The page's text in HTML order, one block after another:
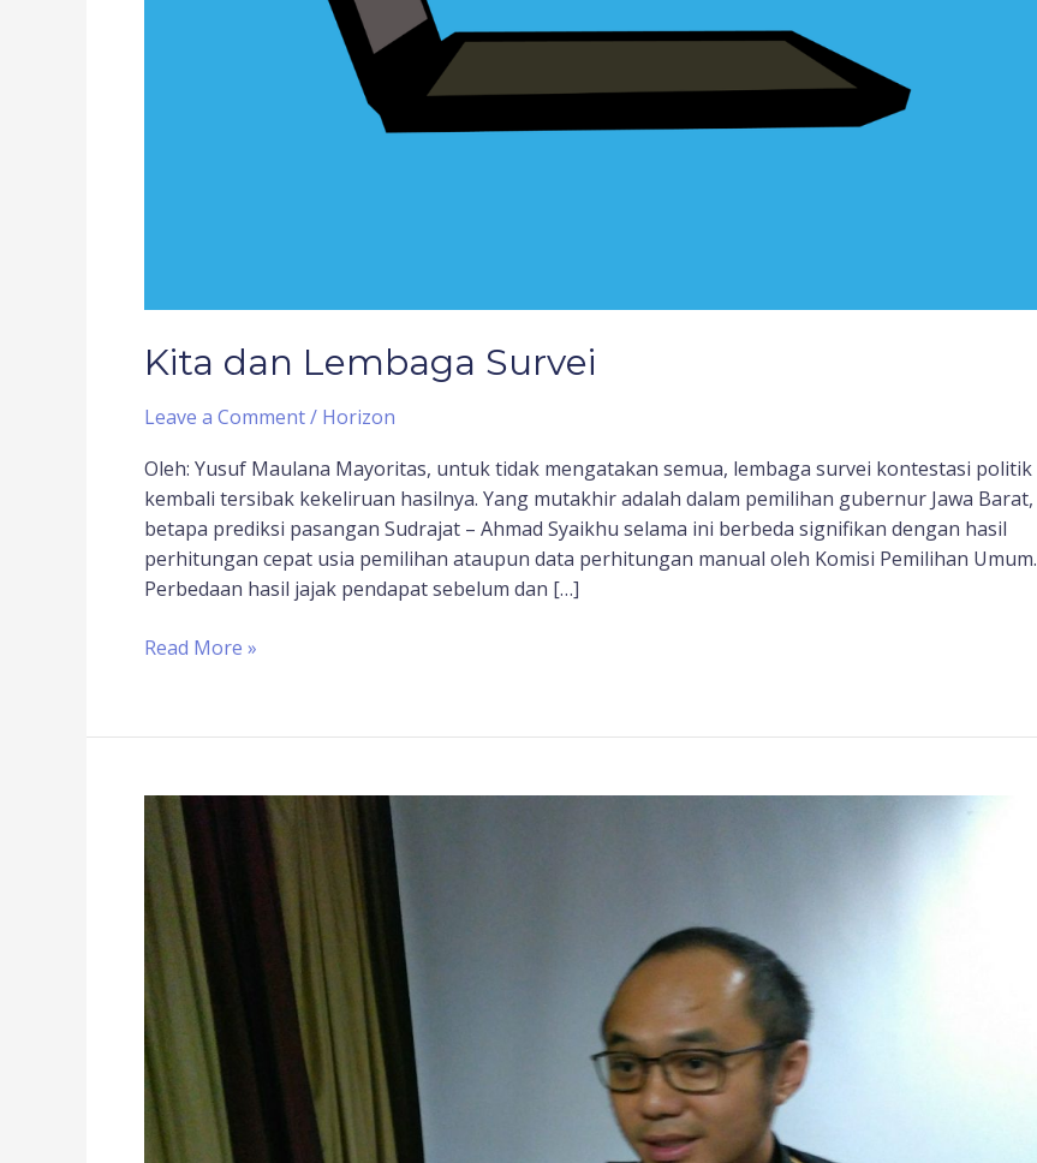
Kita dan Lembaga Survei
Leave a Comment/ Horizon
Oleh: Yusuf Maulana Mayoritas, untuk tidak mengatakan semua, lembaga survei kontestasi politik
kembali tersibak kekeliruan hasilnya. Yang mutakhir adalah dalam pemilihan gubernur Jawa Barat,
betapa prediksi pasangan Sudrajat – Ahmad Syaikhu selama ini berbeda signifikan dengan hasil
perhitungan cepat usia pemilihan ataupun data perhitungan manual oleh Komisi Pemilihan Umum.
Perbedaan hasil jajak pendapat sebelum dan […]
Read More »
Peneliti
Charta
Politika:
Survei
Bukan
Untuk
Meramalkan
Pemilu
yang
Akan
Datang